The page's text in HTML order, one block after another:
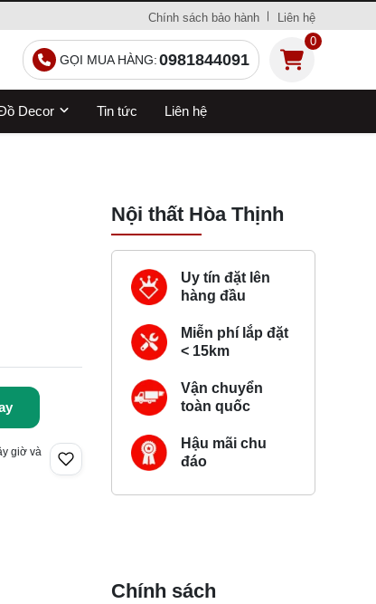
Chính sách bảo hành Liên hệ
GỌI MUA HÀNG:0981844091
0
Decor Tin tức Liên hệ
giờ và
Nội thất Hòa Thịnh
Uy tín đặt lên
hàng đầu
Miễn phí lắp đặt
< 15km
Vận chuyển
toàn quốc
Hậu mãi chu
đáo
Chính sách